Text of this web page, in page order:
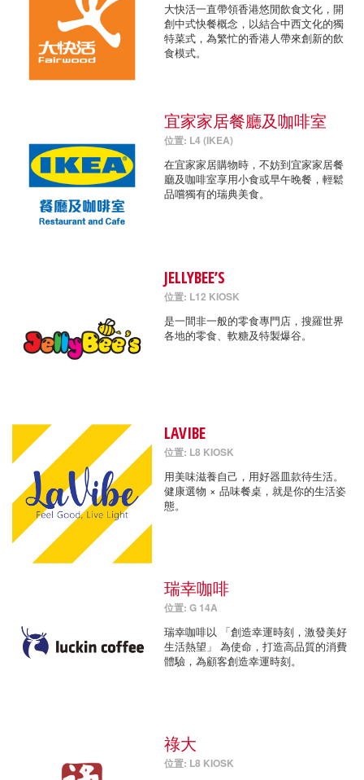
大快活一直帶領香港悠閒飲食文化，開
創中式快餐概念，以結合中西文化的獨
特菜式，為繁忙的香港人帶來創新的飲
食模式。
宜家家居餐廳及咖啡室
位置: L4 (IKEA)
在宜家家居購物時，不妨到宜家家居餐
廳及咖啡室享用小食或早午晚餐，輕鬆
品嚐獨有的瑞典美食。
JELLYBEE’S
位置: L12 KIOSK
是一間非一般的零食專門店，搜羅世界
各地的零食、軟糖及特製爆谷。
LAVIBE
位置: L8 KIOSK
用美味滋養自己，用好器皿款待生活。
健康選物 × 品味餐桌，就是你的生活姿
態。
瑞幸咖啡
位置: G 14A
瑞幸咖啡以 「創造幸運時刻，激發美好
生活熱望」 為使命，打造高品質的消費
體驗，為顧客創造幸運時刻。
祿大
位置: L8 KIOSK